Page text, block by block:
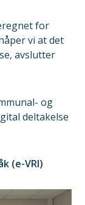
for
vi at det
avslutter
og
deltakelse
(e-VRI)